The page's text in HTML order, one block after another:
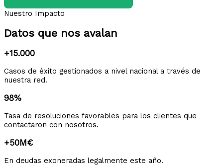
Nuestro Impacto
Datos que nos avalan
+15.000
Casos de éxito gestionados a nivel nacional a través de
nuestra red.
98%
Tasa de resoluciones favorables para los clientes que
contactaron con nosotros.
+50M€
En deudas exoneradas legalmente este año.